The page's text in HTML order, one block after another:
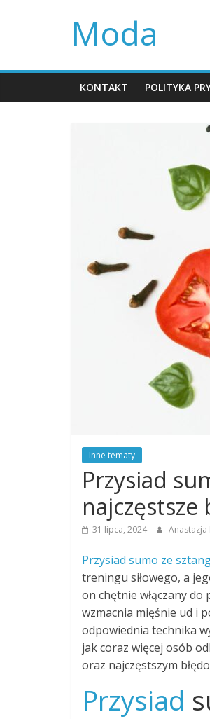
Moda
KONTAKT POLITYKA
Inne tematy
Przysiad
najczęstsze
31 lipca, 2024 Anastazja
Przysiad sumo ze
treningu siłowego, a
on chętnie włączany
wzmacnia mięśnie ud i
odpowiednia technika
jak coraz więcej osób
oraz najczęstszym
Przysiad